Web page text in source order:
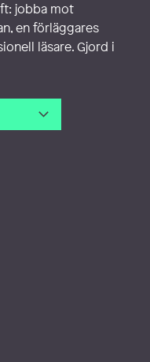
jobba mot
en förläggares
läsare. Gjord i